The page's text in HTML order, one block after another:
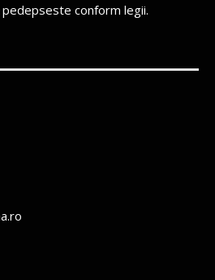
conform legii.